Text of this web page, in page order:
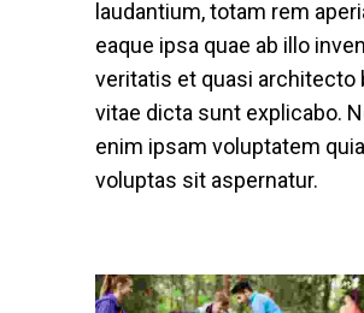
laudantium, totam rem
eaque ipsa quae ab illo
veritatis et quasi architecto
vitae dicta sunt explicabo.
enim ipsam voluptatem quia
voluptas sit aspernatur.